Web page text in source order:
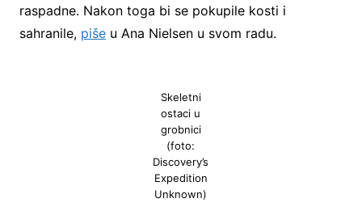
raspadne. Nakon toga bi se pokupile kosti i
sahranile, pišeu Ana Nielsen u svom radu.
Skeletni
ostaci u
grobnici
(foto:
Discovery’s
Expedition
Unknown)